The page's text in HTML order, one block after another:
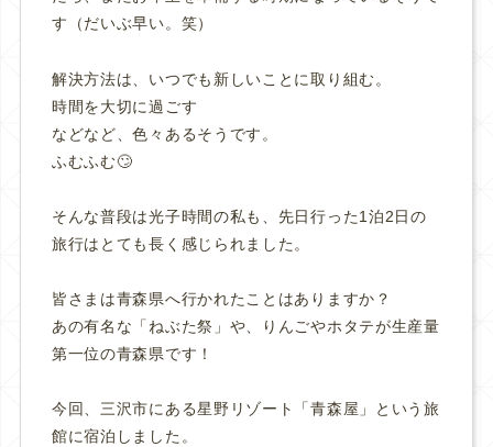
す（だいぶ早い。笑）
解決方法は、いつでも新しいことに取り組む。
時間を大切に過ごす
などなど、色々あるそうです。
ふむふむ🙄
そんな普段は光子時間の私も、先日行った1泊2日の
旅行はとても長く感じられました。
皆さまは青森県へ行かれたことはありますか？
あの有名な「ねぶた祭」や、りんごやホタテが生産量
第一位の青森県です！
今回、三沢市にある星野リゾート「青森屋」という旅
館に宿泊しました。